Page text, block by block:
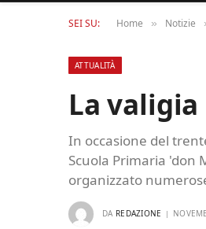
SEI SU: Home » Notizie
ATTUALITÀ
La
In occasione del
Scuola Primaria 'don
organizzato
DA REDAZIONE